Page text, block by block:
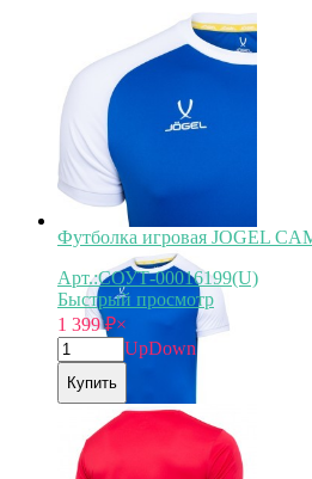
Футболка игровая JOGEL
Арт.:СОУТ-00016199(U)
Быстрый просмотр
1 399₽×
UpDown
Купить